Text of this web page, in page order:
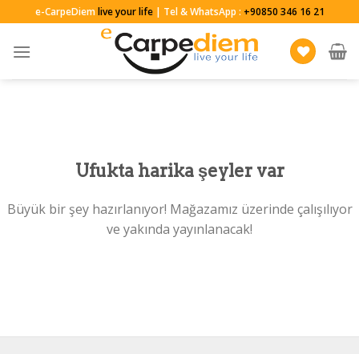
to
content
e-CarpeDiemlive your life| Tel & WhatsApp : +90850 346 16 21
Ufukta harika şeyler var
Büyük bir şey hazırlanıyor! Mağazamız üzerinde çalışılıyor
ve yakında yayınlanacak!